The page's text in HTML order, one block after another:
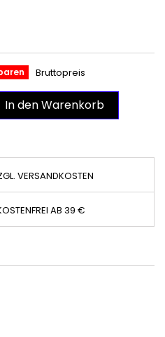
Bruttopreis
In den Warenkorb
VERSANDKOSTEN
AB 39 €